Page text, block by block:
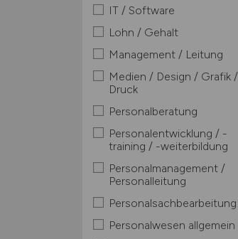
IT / Software
Lohn / Gehalt
Management / Leitung
Medien / Design / Grafik /
Druck
Personalberatung
Personalentwicklung / -
training / -weiterbildung
Personalmanagement /
Personalleitung
Personalsachbearbeitung
Personalwesen allgemein